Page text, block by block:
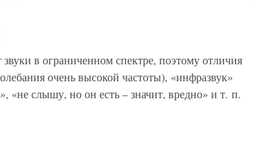
в ограниченном спектре, поэтому отличия
очень высокой частоты), «инфразвук»
«не слышу, но он есть – значит, вредно» и т. п.